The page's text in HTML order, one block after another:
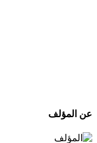
عن المؤلف